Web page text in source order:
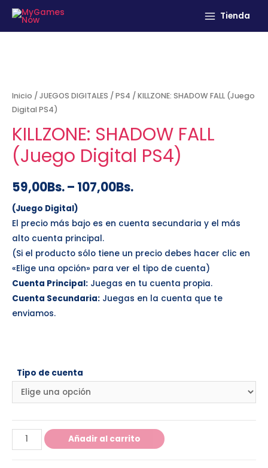
Tienda
Inicio /JUEGOS DIGITALES /PS4 / KILLZONE: SHADOW FALL (Juego
Digital PS4)
KILLZONE: SHADOW FALL
(Juego Digital PS4)
59,00Bs.– 107,00Bs.
(Juego Digital)
El precio más bajo es en cuenta secundaria y el más
alto cuenta principal.
(Si el producto sólo tiene un precio debes hacer clic en
«Elige una opción» para ver el tipo de cuenta)
Cuenta Principal: Juegas en tu cuenta propia.
Cuenta Secundaria: Juegas en la cuenta que te
enviamos.
Tipo de cuenta
Añadir al carrito